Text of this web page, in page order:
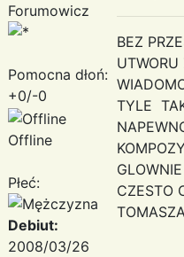
Forumowicz
Pomocna dłoń:
+0/-0
Offline
Płeć:
Debiut:
2008/03/26
BEZ
TYLE
CZESTO